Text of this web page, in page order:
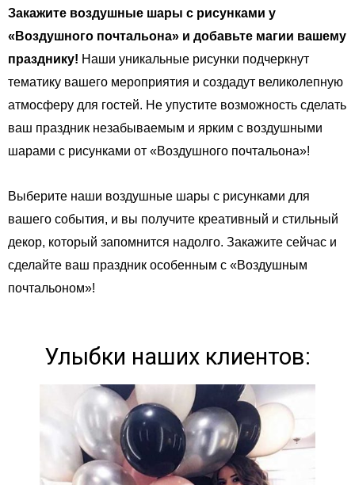
Закажите воздушные шары с рисунками у
«Воздушного почтальона» и добавьте магии вашему
празднику! Наши уникальные рисунки подчеркнут
тематику вашего мероприятия и создадут великолепную
атмосферу для гостей. Не упустите возможность сделать
ваш праздник незабываемым и ярким с воздушными
шарами с рисунками от «Воздушного почтальона»!
Выберите наши воздушные шары с рисунками для
вашего события, и вы получите креативный и стильный
декор, который запомнится надолго. Закажите сейчас и
сделайте ваш праздник особенным с «Воздушным
почтальоном»!
Улыбки наших клиентов: